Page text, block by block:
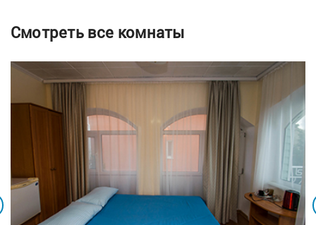
Смотреть все комнаты